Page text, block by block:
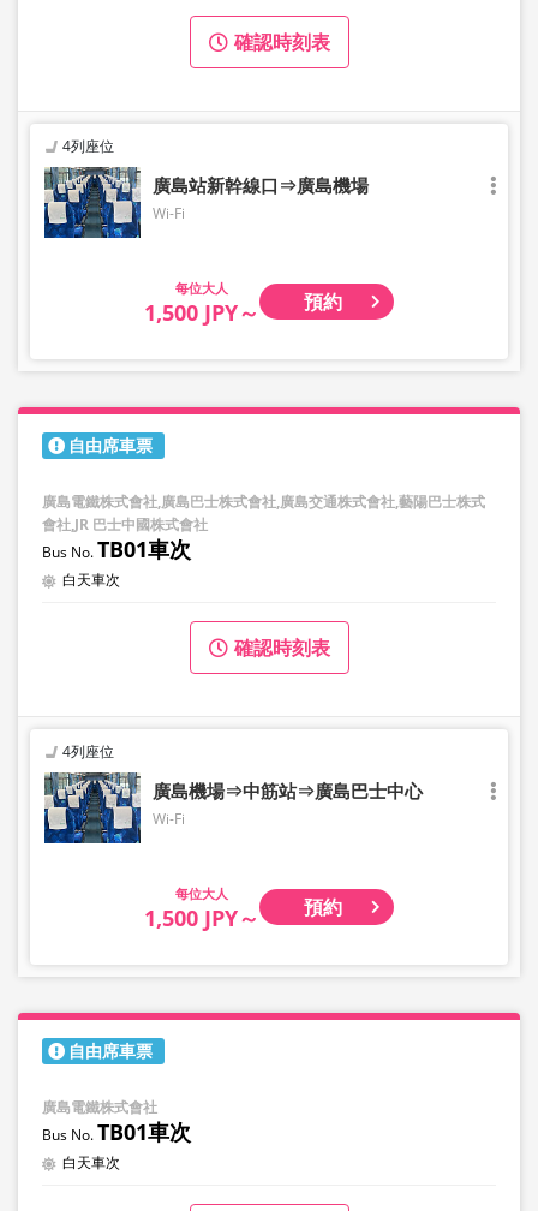
確認時刻表
4列座位
廣島站新幹線口⇒廣島機場
Wi-Fi
大人
1,500 JPY～ 預約
自由席車票
廣島電鐵株式會社,廣島巴士株式會社,廣島交通株式會社,藝陽巴士株式
會社,JR 巴士中國株式會社
TB01車次
白天車次
確認時刻表
4列座位
廣島機場⇒中筋站⇒廣島巴士中心
Wi-Fi
大人
1,500 JPY～ 預約
自由席車票
廣島電鐵株式會社
TB01車次
白天車次